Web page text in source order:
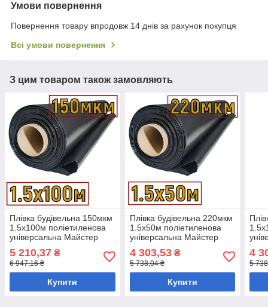
Умови повернення
Повернення товару впродовж 14 днів за рахунок покупця
Всі умови повернення
З цим товаром також замовляють
Плівка будівельна 150мкм
1.5х100м поліетиленова
універсальна Майстер
5 210,37 ₴
6 947,16 ₴
Купити
Плівка будівельна 220мкм
1.5х50м поліетиленова
універсальна Майстер
4 303,53₴
5 738,04 ₴
Купити
4
5